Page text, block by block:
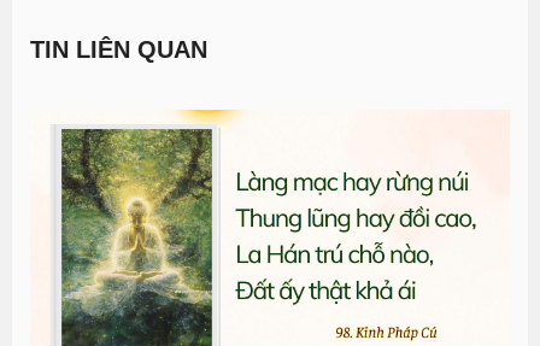
TIN LIÊN QUAN